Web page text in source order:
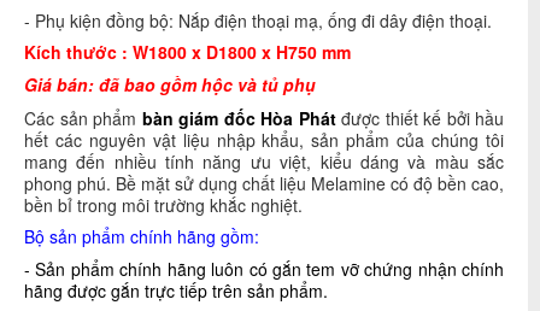
- Phụ kiện đồng bộ: Nắp điện thoại mạ, ống đi dây điện thoại.
Kích thước : W1800 x D1800 x H750 mm
Giá bán: đã bao gồm hộc và tủ phụ
Các sản phẩm bàn giám đốc Hòa Phátđược thiết kế bởi hầu
hết các nguyên vật liệu nhập khẩu, sản phẩm của chúng tôi
mang đến nhiều tính năng ưu việt, kiểu dáng và màu sắc
phong phú. Bề mặt sử dụng chất liệu Melamine có độ bền cao,
bền bỉ trong môi trường khắc nghiệt.
Bộ sản phẩm chính hãng gồm:
- Sản phẩm chính hãng luôn có gắn tem vỡ chứng nhận chính
hãng được gắn trực tiếp trên sản phẩm.